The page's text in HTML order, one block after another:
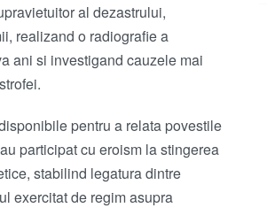
al dezastrului,
realizand o radiografie a
ani si investigand cauzele mai
pentru a relata povestile
participat cu eroism la stingerea
stabilind legatura dintre
exercitat de regim asupra